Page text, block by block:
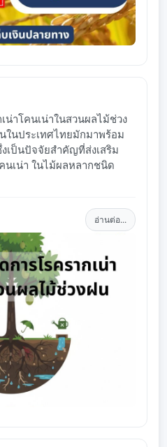
น่าโคนเน่าในสวนผลไม้ช่วง
ในประเทศไทยมักมาพร้อม
เป็นปัจจัยสำคัญที่ส่งเสริม
นเน่า ในไม้ผลหลากชนิด
อ่านต่อ...